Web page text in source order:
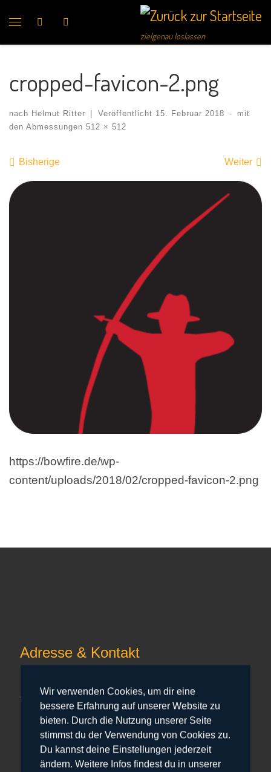
zielgenau loslassen
cropped-favicon-2.png
nach Helmut Ritter Veröffentlicht 15. Februar 2018 -
mit
den Abmessungen 512 × 512
Bilder Navigation
Bisherige Weiter
https://bowfire.de/wp-
content/uploads/2018/02/cropped-favicon-2.png
Adresse & Kontakt
Am Gut 7
24107 Quarnbek
+49 151 207 30 333
hr@bowfire.de
Wir verwenden Cookies, um dir eine
bessere Erfahrung auf unserer Website zu
bieten. Durch die Nutzung unserer Seite
stimmst du der Verwendung von Cookies zu.
Du kannst deine Einstellungen jederzeit
ändern. Weitere Infos findest du in unserer